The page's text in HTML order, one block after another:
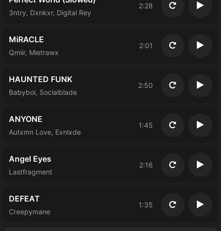
3ntry, Dxnkxr, Digital Rey
2:28 Повторить
MiRACLE
Qmiir, Mietrawx
2:01 Повторить
HAUNTED FUNK
Babyboi, Socialblade
2:50 Повторить
ANYONE
Autxmn Love, Exnlxde
1:45 Повторить
Angel Eyes
Lastfragment
2:16 Повторить
DEFEAT
Creepymane
1:35 Повторить